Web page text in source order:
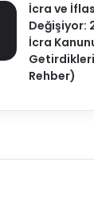
İcra ve
Değişiyor:
İcra
Rehber)